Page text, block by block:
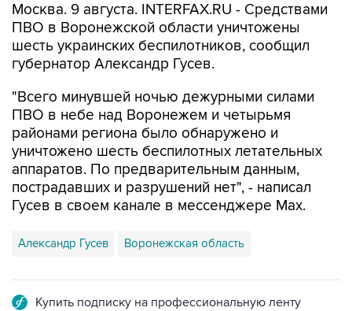
Москва. 9 августа. INTERFAX.RU - Средствами
ПВО в Воронежской области уничтожены
шесть украинских беспилотников, сообщил
губернатор Александр Гусев.
"Всего минувшей ночью дежурными силами
ПВО в небе над Воронежем и четырьмя
районами региона было обнаружено и
уничтожено шесть беспилотных летательных
аппаратов. По предварительным данным,
пострадавших и разрушений нет", - написал
Гусев в своем канале в мессенджере Max.
Александр Гусев Воронежская область
Купить подписку на профессиональную ленту